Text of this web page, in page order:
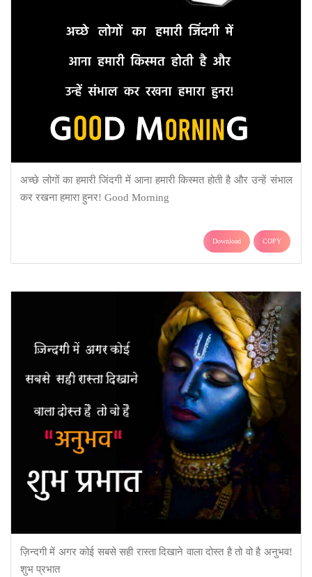
अच्छे लोगों का हमारी जिंदगी में आना हमारी किस्मत होती है और उन्हें संभाल
कर रखना हमारा हुनर! Good Morning
Download COPY
ज़िन्दगी में अगर कोई सबसे सही रास्ता दिखाने वाला दोस्त है तो वो है अनुभव!
शुभ प्रभात